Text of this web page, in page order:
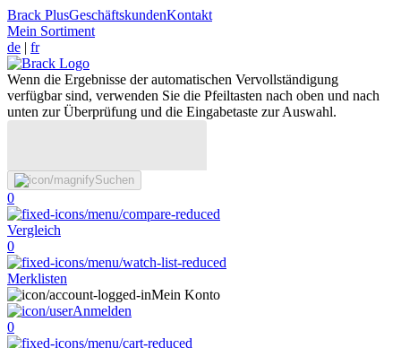
Brack PlusGeschäftskundenKontakt
Mein Sortiment
de | fr
Wenn die Ergebnisse der automatischen Vervollständigung
verfügbar sind, verwenden Sie die Pfeiltasten nach oben und nach
unten zur Überprüfung und die Eingabetaste zur Auswahl.
Suchen
0
Vergleich
0
Merklisten
Mein Konto
Anmelden
0